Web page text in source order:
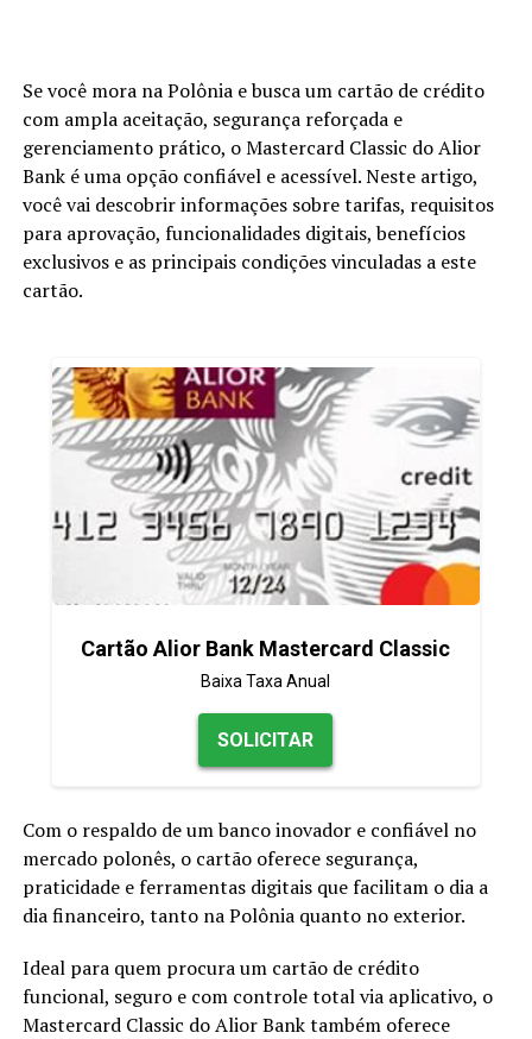
Se você mora na Polônia e busca um cartão de crédito
com ampla aceitação, segurança reforçada e
gerenciamento prático, o Mastercard Classic do Alior
Bank é uma opção confiável e acessível. Neste artigo,
você vai descobrir informações sobre tarifas, requisitos
para aprovação, funcionalidades digitais, benefícios
exclusivos e as principais condições vinculadas a este
cartão.
Cartão Alior Bank Mastercard Classic
Baixa Taxa Anual
SOLICITAR
Com o respaldo de um banco inovador e confiável no
mercado polonês, o cartão oferece segurança,
praticidade e ferramentas digitais que facilitam o dia a
dia financeiro, tanto na Polônia quanto no exterior.
Ideal para quem procura um cartão de crédito
funcional, seguro e com controle total via aplicativo, o
Mastercard Classic do Alior Bank também oferece